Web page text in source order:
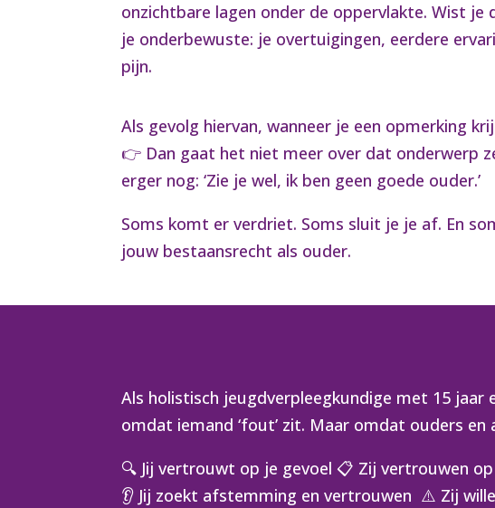
onzichtbare lagen onder de oppervlakte. Wist
je onderbewuste: je overtuigingen, eerdere
pijn.
Als gevolg hiervan, wanneer je een opmerking
👉 Dan gaat het niet meer over dat onderwerp
erger nog: ‘Zie je wel, ik ben geen goede ouder.’
Soms komt er verdriet. Soms sluit je je af. En
jouw bestaansrecht als ouder.
Als holistisch jeugdverpleegkundige met 15
omdat iemand ‘fout’ zit. Maar omdat ouders
🔍 Jij vertrouwt op je gevoel 📋 Zij vertrouwen
👂 Jij zoekt afstemming en vertrouwen ⚠️ Zij